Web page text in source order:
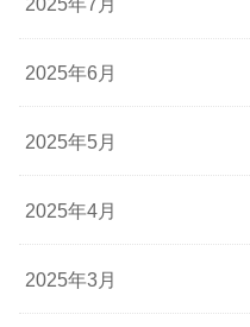
2025年6月
2025年5月
2025年4月
2025年3月